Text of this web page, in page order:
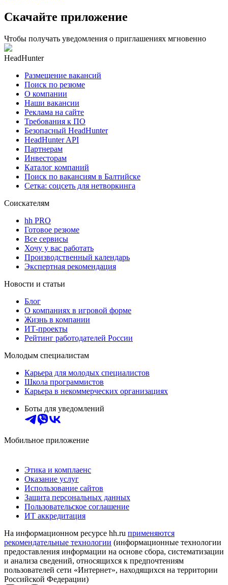
Скачайте приложение
Чтобы получать уведомления о приглашениях мгновенно
HeadHunter
Размещение вакансий
Поиск по резюме
О компании
Наши вакансии
Реклама на сайте
Требования к ПО
Безопасный HeadHunter
HeadHunter API
Партнерам
Инвесторам
Каталог компаний
Поиск по вакансиям в Балтийске
Сетка: соцсеть для нетворкинга
Соискателям
hh PRO
Готовое резюме
Все сервисы
Хочу у вас работать
Производственный календарь
Экспертная рекомендация
Новости и статьи
Блог
О компаниях в игровой форме
Жизнь в компании
ИТ-проекты
Рейтинг работодателей России
Молодым специалистам
Карьера для молодых специалистов
Школа программистов
Карьера в некоммерческих организациях
Боты для уведомлений
Мобильное приложение
Этика и комплаенс
Оказание услуг
Использование сайтов
Защита персональных данных
Пользовательское соглашение
ИТ аккредитация
На информационном ресурсе hh.ru применяются
рекомендательные технологии (информационные технологии
предоставления информации на основе сбора, систематизации
и анализа сведений, относящихся к предпочтениям
пользователей сети «Интернет», находящихся на территории
Российской Федерации)